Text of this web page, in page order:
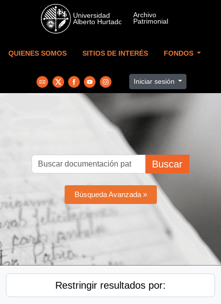
Skip to main content
QUIENES SOMOS SITIOS DE INTERÉS FONDOS
Iniciar sesión
Buscar
Búsqueda Avanzada »
Restringir resultados por: